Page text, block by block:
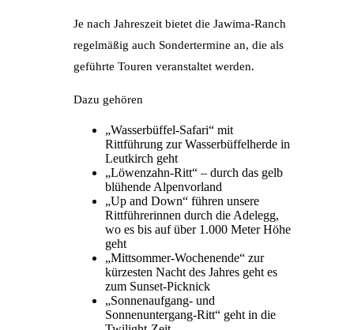
Je nach Jahreszeit bietet die Jawima-Ranch
regelmäßig auch Sondertermine an, die als
geführte Touren veranstaltet werden.
Dazu gehören
„Wasserbüffel-Safari“ mit
Rittführung zur Wasserbüffelherde in
Leutkirch geht
„Löwenzahn-Ritt“ – durch das gelb
blühende Alpenvorland
„Up and Down“ führen unsere
Rittführerinnen durch die Adelegg,
wo es bis auf über 1.000 Meter Höhe
geht
„Mittsommer-Wochenende“ zur
kürzesten Nacht des Jahres geht es
zum Sunset-Picknick
„Sonnenaufgang- und
Sonnenuntergang-Ritt“ geht in die